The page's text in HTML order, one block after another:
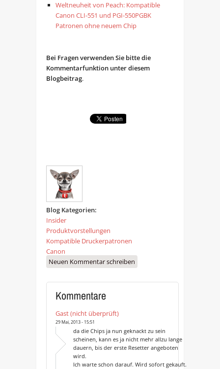
Weltneuheit von Peach: Kompatible
Canon CLI-551 und PGI-550PGBK
Patronen ohne neuem Chip
Bei Fragen verwenden Sie bitte die
Kommentarfunktion unter diesem
Blogbeitrag.
Blog Kategorien:
Insider
Produktvorstellungen
Kompatible Druckerpatronen
Canon
Neuen Kommentar schreiben
Kommentare
Gast (nicht überprüft)
29 Mai, 2013 - 15:51
da die Chips ja nun geknackt zu sein
scheinen, kann es ja nicht mehr allzu lange
dauern, bis der erste Resetter angeboten
wird.
Ich warte schon darauf. Wird sofort gekauft.